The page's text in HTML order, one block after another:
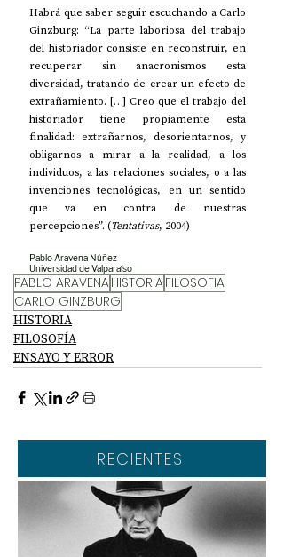
Habrá que saber seguir escuchando a Carlo
Ginzburg: “La parte laboriosa del trabajo
del historiador consiste en reconstruir, en
recuperar sin anacronismos esta
diversidad, tratando de crear un efecto de
extrañamiento. […] Creo que el trabajo del
historiador tiene propiamente esta
finalidad: extrañarnos, desorientarnos, y
obligarnos a mirar a la realidad, a los
individuos, a las relaciones sociales, o a las
invenciones tecnológicas, en un sentido
que va en contra de nuestras
percepciones”. (Tentativas, 2004)
Pablo Aravena Núñez
Universidad de Valparaíso
PABLO ARAVENAHISTORIAFILOSOFIA
CARLO GINZBURG
HISTORIA
FILOSOFÍA
ENSAYO Y ERROR
RECIENTES